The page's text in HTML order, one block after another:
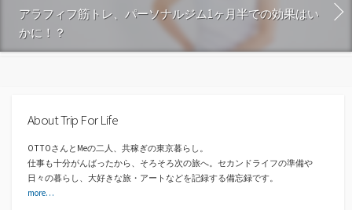
アラフィフ筋トレ、パーソナルジム1ヶ月半での効果はい
かに！？
About Trip For Life
OTTOさんとMeの二人、共稼ぎの東京暮らし。
仕事も十分がんばったから、そろそろ次の旅へ。セカンドライフの準備や
日々の暮らし、大好きな旅・アートなどを記録する備忘録です。
more…